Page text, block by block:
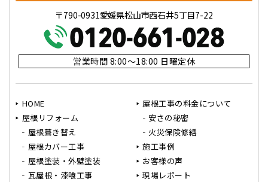
〒790-0931愛媛県松山市西石井5丁目7-22
営業時間 8:00～18:00 日曜定休
HOME
屋根リフォーム
屋根葺き替え
屋根カバー工事
屋根塗装・外壁塗装
瓦屋根・漆喰工事
屋根工事の料金について
安さの秘密
火災保険修繕
施工事例
お客様の声
現場レポート